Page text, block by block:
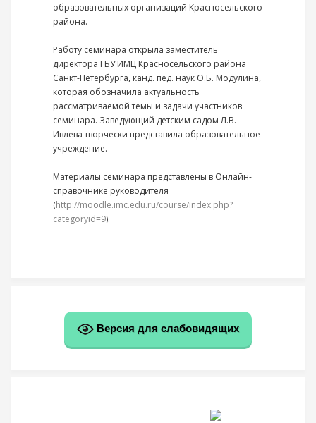
образовательных организаций Красносельского
района.
Работу семинара открыла заместитель
директора ГБУ ИМЦ Красносельского района
Санкт-Петербурга, канд. пед. наук О.Б. Модулина,
которая обозначила актуальность
рассматриваемой темы и задачи участников
семинара. Заведующий детским садом Л.В.
Ивлева творчески представила образовательное
учреждение.
Материалы семинара представлены в Онлайн-
справочнике руководителя
(http://moodle.imc.edu.ru/course/index.php?
categoryid=9).
Версия для слабовидящих